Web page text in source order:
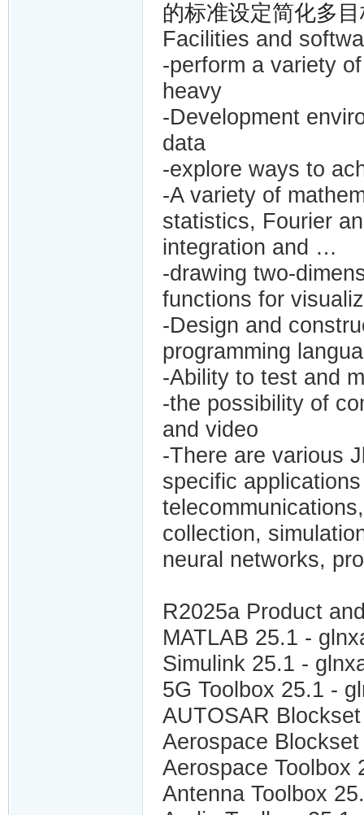
的标准设定简化多
Facilities and
-perform a variety
heavy
-Development
data
-explore ways to
-A variety of
statistics, Fourier
integration and …
-drawing two-
functions for
-Design and
programming
-Ability to test and
-the possibility of
and video
-There are various
specific
collection,
neural networks,
R2025a Product
MATLAB 25.1 -
Simulink 25.1 -
5G Toolbox 25.1 -
AUTOSAR
Aerospace
Aerospace Toolbox
Antenna Toolbox